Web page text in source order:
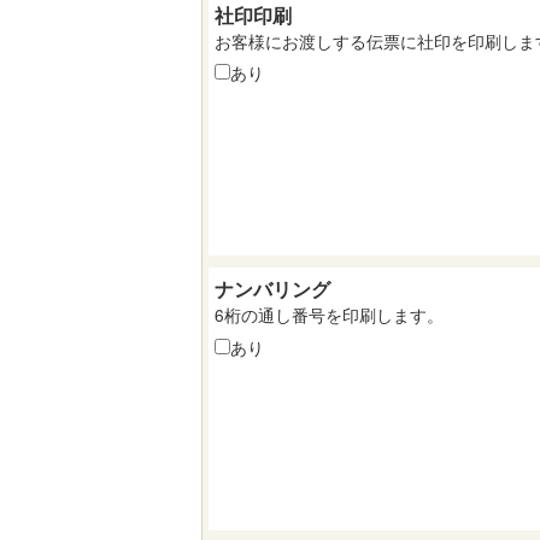
社印印刷
お客様にお渡しする伝票に社印を印刷しま
あり
ナンバリング
6桁の通し番号を印刷します。
あり